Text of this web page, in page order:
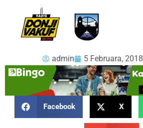
admin 5 Februara, 2018
Facebook X